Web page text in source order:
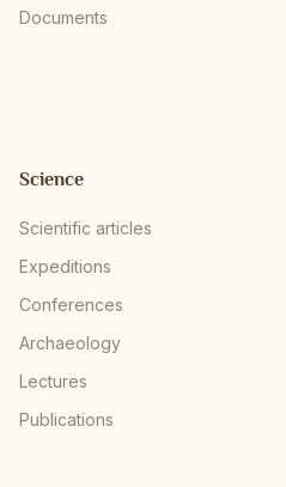
Documents
Science
Scientific articles
Expeditions
Conferences
Archaeology
Lectures
Publications